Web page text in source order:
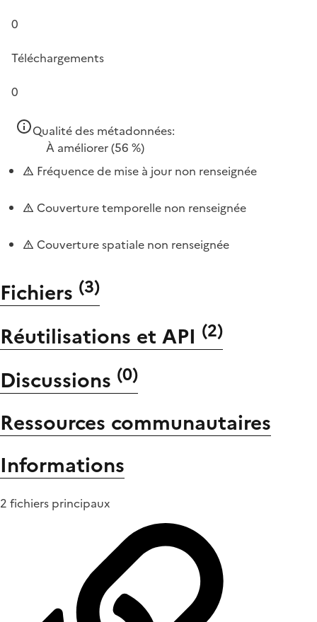
0
Téléchargements
0
Qualité des métadonnées:
À améliorer(56 %)
Fréquence de mise à jour non renseignée
Couverture temporelle non renseignée
Couverture spatiale non renseignée
Fichiers (3)
Réutilisations et API (2)
Discussions (0)
Ressources communautaires
Informations
2 fichiers principaux